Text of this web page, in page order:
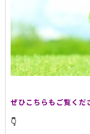
ぜひこちらもご覧くだ
👇